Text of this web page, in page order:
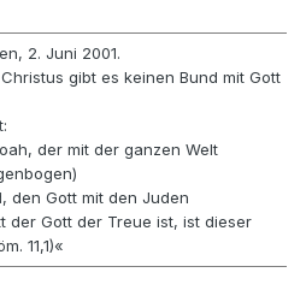
2. Juni 2001.
gibt es keinen Bund mit Gott
der mit der ganzen Welt
den Gott mit den Juden
der Gott der Treue ist, ist dieser
11,1)«